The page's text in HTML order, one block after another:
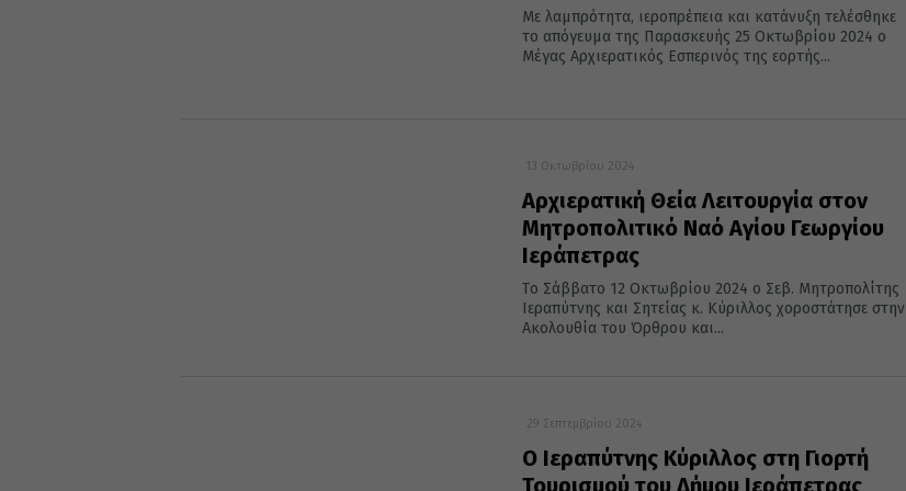
Με λαμπρότητα, ιεροπρέπεια και κατάνυξη τελέσθηκε
το απόγευμα της Παρασκευής 25 Οκτωβρίου 2024 ο
Μέγας Αρχιερατικός Εσπερινός της εορτής...
13 Οκτωβρίου 2024
Αρχιερατική Θεία Λειτουργία στον
Μητροπολιτικό Ναό Αγίου Γεωργίου
Ιεράπετρας
Tο Σάββατο 12 Οκτωβρίου 2024 ο Σεβ. Μητροπολίτης
Ιεραπύτνης και Σητείας κ. Κύριλλος χοροστάτησε στην
Ακολουθία του Όρθρου και...
29 Σεπτεμβρίου 2024
Ο Ιεραπύτνης Κύριλλος στη Γιορτή
Τουρισμού του Δήμου Ιεράπετρας